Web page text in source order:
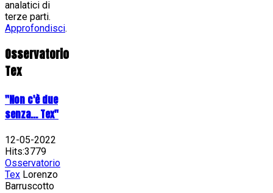
analatici di
terze parti.
Approfondisci.
Osservatorio
Tex
"Non c'è due
senza... Tex"
12-05-2022
Hits:3779
Osservatorio
Tex Lorenzo
Barruscotto